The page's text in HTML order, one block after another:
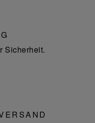
Sicherheit.